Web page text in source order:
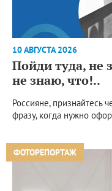
10 АВГУСТА 2026
Пойди туда, не
не знаю, что!..
Россияне, признайтесь
фразу, когда нужно
ФОТОРЕПОРТАЖ